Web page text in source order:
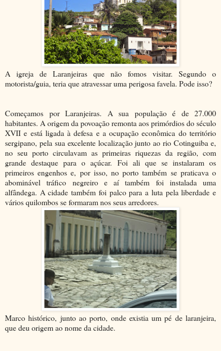
A igreja de Laranjeiras que não fomos visitar. Segundo o
motorista/guia, teria que atravessar uma perigosa favela. Pode isso?
Começamos por Laranjeiras. A sua população é de 27.000
habitantes. A origem da povoação remonta aos primórdios do século
XVII e está ligada à defesa e a ocupação econômica do território
sergipano, pela sua excelente localização junto ao rio Cotinguiba e,
no seu porto circulavam as primeiras riquezas da região, com
grande destaque para o açúcar. Foi ali que se instalaram os
primeiros engenhos e, por isso, no porto também se praticava o
abominável tráfico negreiro e aí também foi instalada uma
alfândega. A cidade também foi palco para a luta pela liberdade e
vários quilombos se formaram nos seus arredores.
Marco histórico, junto ao porto, onde existia um pé de laranjeira,
que deu origem ao nome da cidade.